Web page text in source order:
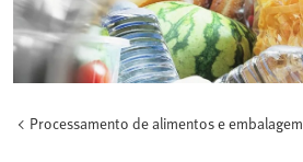
Processamento de alimentos e embalagem